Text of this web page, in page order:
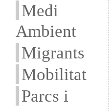
Medi
Ambient
Migrants
Mobilitat
Parcs i